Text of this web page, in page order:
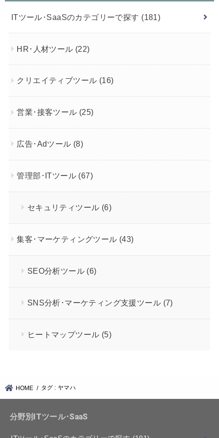
ITツール･SaaSのカテゴリーで探す (181)
HR･人材ツール (22)
クリエイティブツール (16)
営業･接客ツール (25)
広告･Adツール (8)
管理部･ITツール (67)
セキュリティツール (6)
集客･マーケティングツール (43)
SEO分析ツール (6)
SNS分析･マーケティング支援ツール (7)
ヒートマップツール (5)
HOME タグ : ヤマハ
分野別ITツール･SaaS